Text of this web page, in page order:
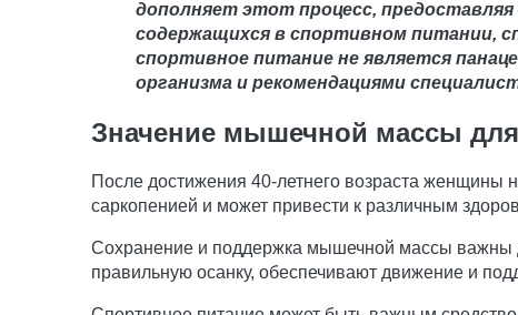
дополняет этот процесс,
содержащихся в спортивном питании,
спортивное питание не является
организма и рекомендациями
Значение мышечной массы
После достижения 40-летнего возраста
саркопенией и может привести к различным
Сохранение и поддержка мышечной массы
правильную осанку, обеспечивают движение и